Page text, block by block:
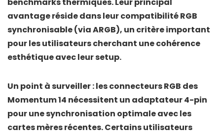
benchmarks thermiques. Leur principal
avantage réside dans leurcompatibilité RGB
synchronisable(via ARGB), un critère important
pour les utilisateurs cherchant une cohérence
esthétique avec leur setup.
Un point à surveiller : les connecteurs RGB des
Momentum 14 nécessitent un adaptateur 4-pin
pour une synchronisation optimale avec les
cartes mères récentes. Certains utilisateurs